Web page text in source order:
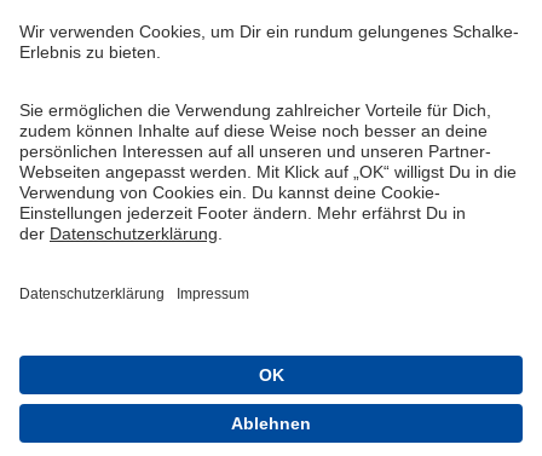
Widerruf Vertrag widerrufen
AGB
Cookie-Einstellungen
Datenschutzerklärung Impressum